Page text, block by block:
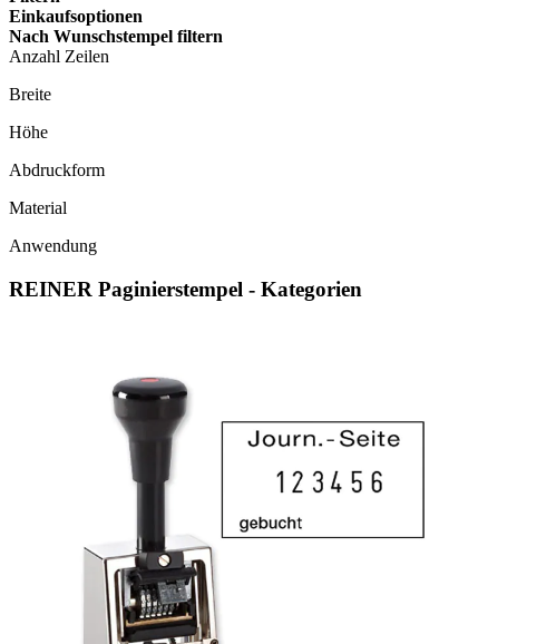
Einkaufsoptionen
Nach Wunschstempel filtern
Anzahl Zeilen
Breite
Höhe
Abdruckform
Material
Anwendung
REINER Paginierstempel - Kategorien